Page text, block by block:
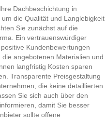
Dachbeschichtung in
die Qualität und Langlebigkeit
Sie zunächst auf die
Ein vertrauenswürdiger
Kundenbewertungen
angebotenen Materialien und
langfristig Kosten sparen
Transparente Preisgestaltung
die keine detaillierten
Sie sich auch über den
damit Sie besser
sollte offene